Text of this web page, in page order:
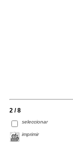
2 / 8
seleccionar
imprimir